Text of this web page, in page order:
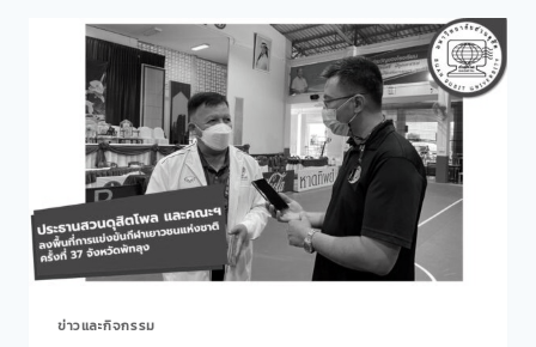
ข่าวและกิจกรรม